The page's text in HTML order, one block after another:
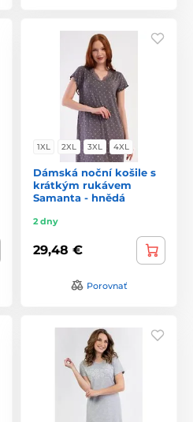
1XL 2XL 3XL 4XL
Dámská noční košile s
krátkým rukávem
Samanta - hnědá
2 dny
29,48 €
Porovnať